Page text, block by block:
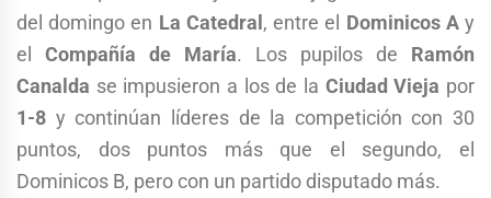
del domingo en La Catedral , entre el Dominicos Ay
el Compañía de María. Los pupilos de Ramón
Canalda se impusieron a los de la Ciudad Vieja por
1-8 y continúan líderes de la competición con 30
puntos, dos puntos más que el segundo, el
Dominicos B, pero con un partido disputado más.